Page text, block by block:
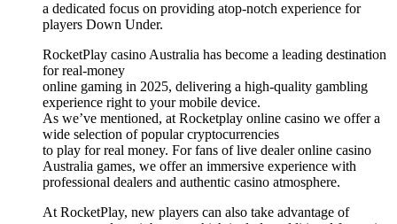
a dedicated focus on providing atop-notch experience for
players Down Under.
RocketPlay casino Australia has become a leading destination
for real-money
online gaming in 2025, delivering a high-quality gambling
experience right to your mobile device.
As we’ve mentioned, at Rocketplay online casino we offer a
wide selection of popular cryptocurrencies
to play for real money. For fans of live dealer online casino
Australia games, we offer an immersive experience with
professional dealers and authentic casino atmosphere.
At RocketPlay, new players can also take advantage of